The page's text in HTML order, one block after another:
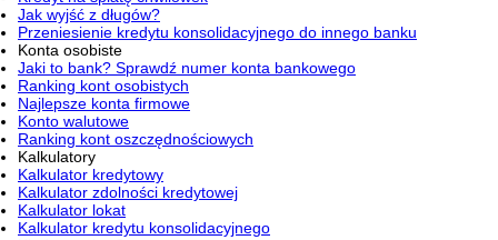
Jak wyjść z długów?
Przeniesienie kredytu konsolidacyjnego do innego banku
Konta osobiste
Jaki to bank? Sprawdź numer konta bankowego
Ranking kont osobistych
Najlepsze konta firmowe
Konto walutowe
Ranking kont oszczędnościowych
Kalkulatory
Kalkulator kredytowy
Kalkulator zdolności kredytowej
Kalkulator lokat
Kalkulator kredytu konsolidacyjnego